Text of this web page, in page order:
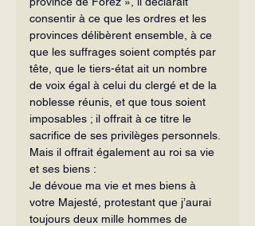
consentir à ce que les ordres et les
provinces délibèrent ensemble, à ce
que les suffrages soient comptés par
tête, que le tiers-état ait un nombre
de voix égal à celui du clergé et de la
noblesse réunis, et que tous soient
imposables ; il offrait à ce titre le
sacrifice de ses privilèges personnels.
Mais il offrait également au roi sa vie
et ses biens :
Je dévoue ma vie et mes biens à
votre Majesté, protestant que j’aurai
toujours deux mille hommes de